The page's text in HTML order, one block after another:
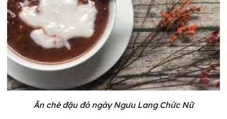
Ăn chè đậu đỏ ngày Ngưu Lang Chức Nữ